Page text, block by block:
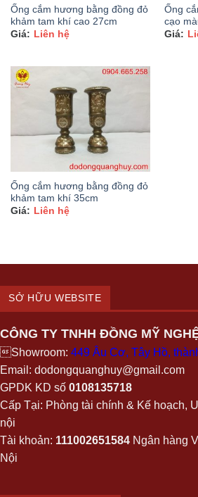
Ống cắm hương bằng đồng đỏ
khảm tam khí cao 27cm
Liên hệ
Ống
cạo
Ống cắm hương bằng đồng đỏ
khảm tam khí 35cm
Liên hệ
SỞ HỮU WEBSITE
CÔNG TY TNHH ĐỒNG MỸ
Showroom: 449 Âu Cơ, Tây Hồ,
Email: dodongquanghuy@gmail.com
GPDK KD số 0108135718
Cấp Tại: Phòng tài chính & Kế hoạch,
nội
Tài khoản: 111002651584 Ngân hàng
Nội